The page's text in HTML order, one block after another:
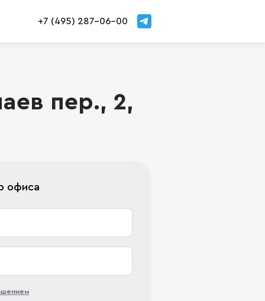
+7 (495) 287-06-00
пер., 2,
офиса